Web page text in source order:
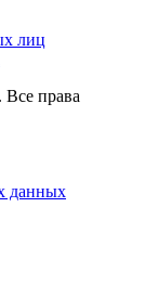
лиц
права
данных